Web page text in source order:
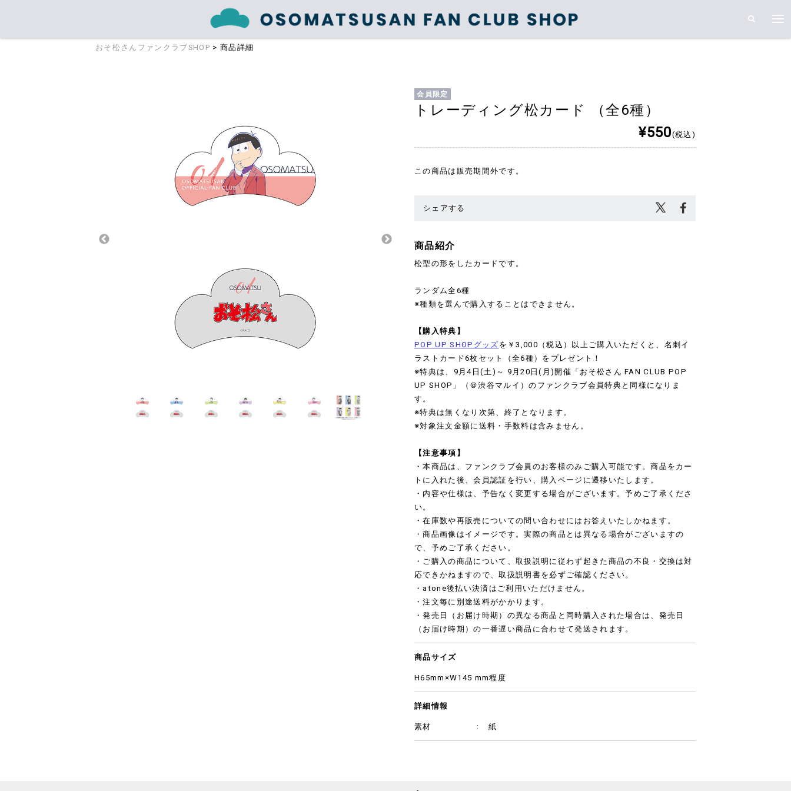
おそ松さんファンクラブSHOP > 商品詳細
会員限定
トレーディング松カード （全6種）
¥550(税込)
この商品は販売期間外です。
シェアする
商品紹介
松型の形をしたカードです。
ランダム全6種
※種類を選んで購入することはできません。
【購入特典】
POP UP SHOPグッズ を￥3,000（税込）以上ご購入いただくと、名刺イ
ラストカード6枚セット（全6種）をプレゼント！
※特典は、9月4日(土)～ 9月20日(月)開催「おそ松さん FAN CLUB POP
UP SHOP」（＠渋谷マルイ）のファンクラブ会員特典と同様になりま
す。
※特典は無くなり次第、終了となります。
※対象注文金額に送料・手数料は含みません。
【注意事項】
・本商品は、ファンクラブ会員のお客様のみご購入可能です。商品をカー
トに入れた後、会員認証を行い、購入ページに遷移いたします。
・内容や仕様は、予告なく変更する場合がございます。予めご了承くださ
い。
・在庫数や再販売についての問い合わせにはお答えいたしかねます。
・商品画像はイメージです。実際の商品とは異なる場合がございますの
で、予めご了承ください。
・ご購入の商品について、取扱説明に従わず起きた商品の不良・交換は対
応できかねますので、取扱説明書を必ずご確認ください。
・atone後払い決済はご利用いただけません。
・注文毎に別途送料がかかります。
・発売日（お届け時期）の異なる商品と同時購入された場合は、発売日
（お届け時期）の一番遅い商品に合わせて発送されます。
商品サイズ
H65mm×W145 mm程度
詳細情報
素材 紙